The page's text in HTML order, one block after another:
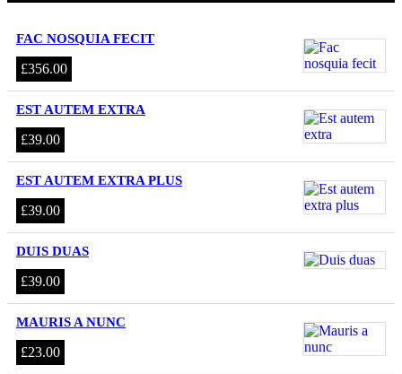
FAC NOSQUIA FECIT
£356.00
EST AUTEM EXTRA
£39.00
EST AUTEM EXTRA PLUS
£39.00
DUIS DUAS
£39.00
MAURIS A NUNC
£23.00